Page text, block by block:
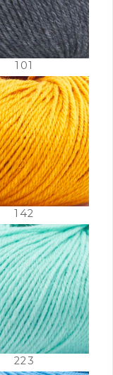
101
142
223